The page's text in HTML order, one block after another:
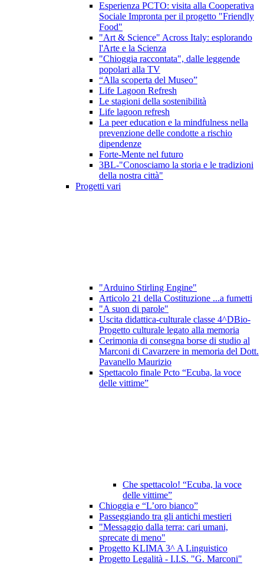
Esperienza PCTO: visita alla Cooperativa
Sociale Impronta per il progetto "Friendly
Food"
"Art & Science" Across Italy: esplorando
l'Arte e la Scienza
"Chioggia raccontata", dalle leggende
popolari alla TV
“Alla scoperta del Museo”
Life Lagoon Refresh
Le stagioni della sostenibilità
Life lagoon refresh
La peer education e la mindfulness nella
prevenzione delle condotte a rischio
dipendenze
Forte-Mente nel futuro
3BL-"Conosciamo la storia e le tradizioni
della nostra città"
Progetti vari
"Arduino Stirling Engine"
Articolo 21 della Costituzione ...a fumetti
"A suon di parole"
Uscita didattica-culturale classe 4^DBio-
Progetto culturale legato alla memoria
Cerimonia di consegna borse di studio al
Marconi di Cavarzere in memoria del Dott.
Pavanello Maurizio
Spettacolo finale Pcto “Ecuba, la voce
delle vittime”
Che spettacolo! “Ecuba, la voce
delle vittime”
Chioggia e “L’oro bianco”
Passeggiando tra gli antichi mestieri
"Messaggio dalla terra: cari umani,
sprecate di meno"
Progetto KLIMA 3^ A Linguistico
Progetto Legalità - I.I.S. "G. Marconi"